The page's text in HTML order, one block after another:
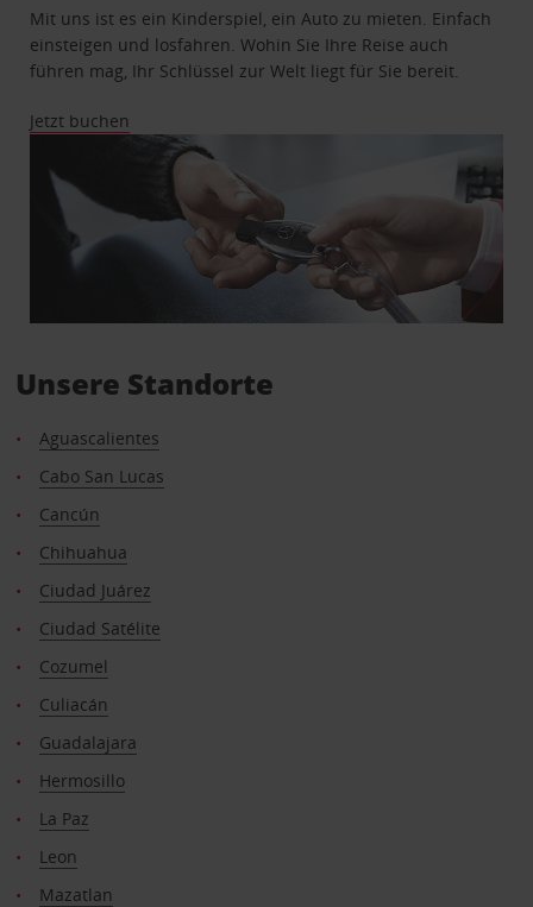
Mit uns ist es ein Kinderspiel, ein Auto zu mieten. Einfach
einsteigen und losfahren. Wohin Sie Ihre Reise auch
führen mag, Ihr Schlüssel zur Welt liegt für Sie bereit.
Jetzt buchen
Unsere Standorte
Aguascalientes
Cabo San Lucas
Cancún
Chihuahua
Ciudad Juárez
Ciudad Satélite
Cozumel
Culiacán
Guadalajara
Hermosillo
La Paz
Leon
Mazatlan